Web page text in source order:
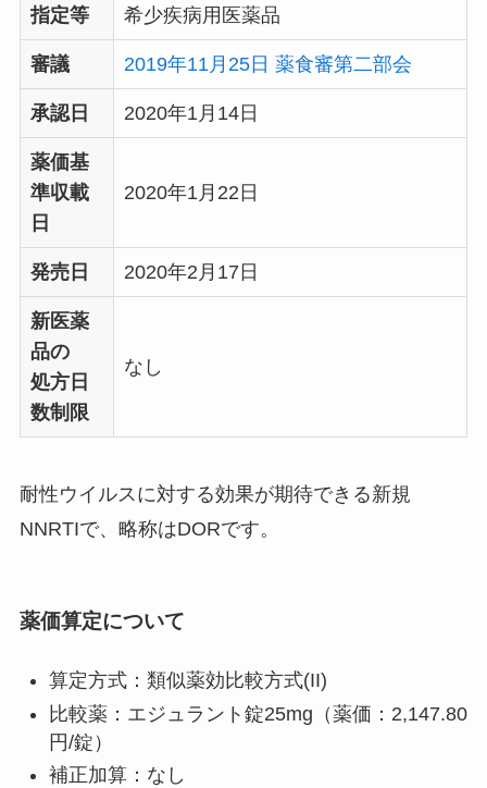
指定等 希少疾病用医薬品
審議 2019年11月25日 薬食審第二部会
承認日 2020年1月14日
薬価基
準収載
日
2020年1月22日
発売日 2020年2月17日
新医薬
品の
処方日
数制限
なし
耐性ウイルスに対する効果が期待できる新規
NNRTIで、略称はDORです。
薬価算定について
算定方式：類似薬効比較方式(II)
比較薬：エジュラント錠25mg（薬価：2,147.80
円/錠）
補正加算：なし